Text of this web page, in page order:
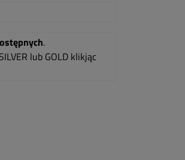
.
lub GOLD klikjąc